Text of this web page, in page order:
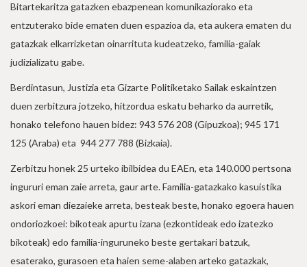
Bitartekaritza gatazken ebazpenean komunikaziorako eta
entzuterako bide ematen duen espazioa da, eta aukera ematen du
gatazkak elkarrizketan oinarrituta kudeatzeko, familia-gaiak
judizializatu gabe.
Berdintasun, Justizia eta Gizarte Politiketako Sailak eskaintzen
duen zerbitzura jotzeko, hitzordua eskatu beharko da aurretik,
honako telefono hauen bidez: 943 576 208 (Gipuzkoa); 945 171
125 (Araba) eta 944 277 788 (Bizkaia).
Zerbitzu honek 25 urteko ibilbidea du EAEn, eta 140.000 pertsona
ingururi eman zaie arreta, gaur arte. Familia-gatazkako kasuistika
askori eman diezaieke arreta, besteak beste, honako egoera hauen
ondoriozkoei: bikoteak apurtu izana (ezkontideak edo izatezko
bikoteak) edo familia-inguruneko beste gertakari batzuk,
esaterako, gurasoen eta haien seme-alaben arteko gatazkak,